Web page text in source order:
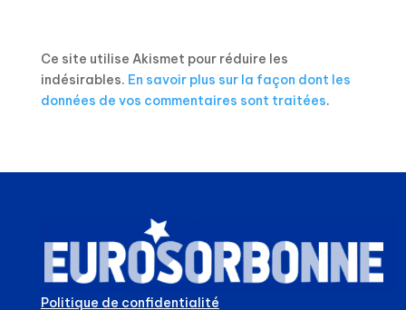
Ce site utilise Akismet pour réduire les
indésirables. En savoir plus sur la façon dont les
données de vos commentaires sont traitées.
Politique de confidentialité